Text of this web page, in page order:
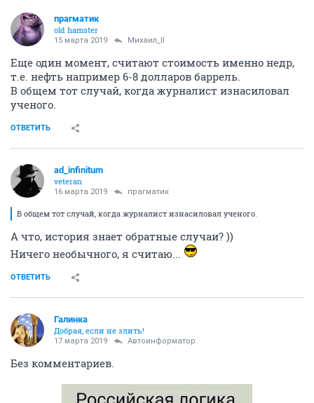
прагматик
old hamster
15 марта 2019 Михаил_II
Еще один момент, считают стоимость именно недр,
т.е. нефть например 6-8 долларов баррель.
В общем тот случай, когда журналист изнасиловал
ученого.
ОТВЕТИТЬ
ad_infinitum
veteran
16 марта 2019 прагматик
В общем тот случай, когда журналист изнасиловал ученого.
А что, история знает обратные случаи? ))
Ничего необычного, я считаю...
ОТВЕТИТЬ
Галинка
Добрая, если не злить!
17 марта 2019 Автоинформатор
Без комментариев.